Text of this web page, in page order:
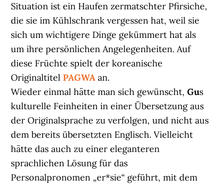
Situation ist ein Haufen zermatschter Pfirsiche,
die sie im Kühlschrank vergessen hat, weil sie
sich um wichtigere Dinge gekümmert hat als
um ihre persönlichen Angelegenheiten. Auf
diese Früchte spielt der koreanische
Originaltitel PAGWA an.
Wieder einmal hätte man sich gewünscht,Gus
kulturelle Feinheiten in einer Übersetzung aus
der Originalsprache zu verfolgen, und nicht aus
dem bereits übersetzten Englisch. Vielleicht
hätte das auch zu einer eleganteren
sprachlichen Lösung für das
Personalpronomen „er*sie“ geführt, mit dem